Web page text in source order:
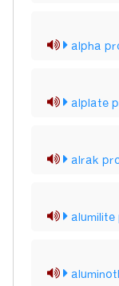
alpha
alplate
alrak